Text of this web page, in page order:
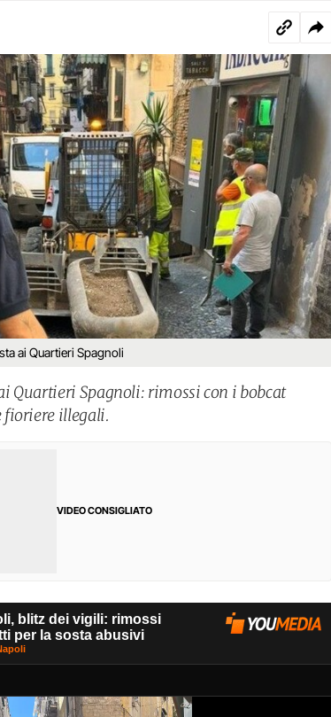
ai Quartieri Spagnoli
Quartieri Spagnoli: rimossi con i bobcat
fioriere illegali.
VIDEO CONSIGLIATO